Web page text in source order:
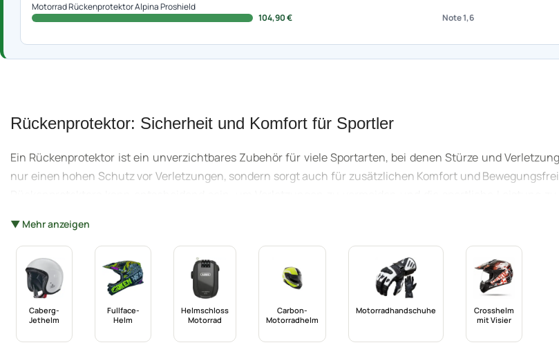
Motorrad Rückenprotektor Alpina Proshield
104,90 €
Note 1,6
Rückenprotektor: Sicherheit und Komfort für Sportler
Ein Rückenprotektor ist ein unverzichtbares Zubehör für viele Sportarten, bei denen Stürze und
nur einen hohen Schutz vor Verletzungen, sondern sorgt auch für zusätzlichen Komfort und
**Rückenprotektor für Motorradfahrer** und **Rückenprotektoren für Skifahrer**, um eine informierte
▼ Mehr anzeigen
Caberg-
Jethelm
Fullface-
Helm
Helmschloss
Motorrad
Carbon-
Motorradhelm
Motorradhandschuhe
Crosshelm
mit Visier